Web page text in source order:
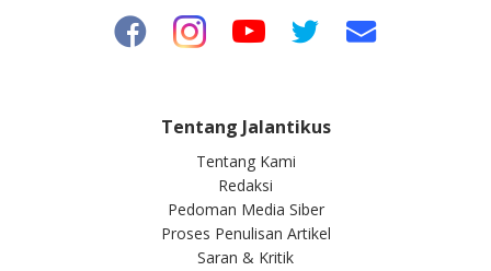
Tentang Jalantikus
Tentang Kami
Redaksi
Pedoman Media Siber
Proses Penulisan Artikel
Saran & Kritik